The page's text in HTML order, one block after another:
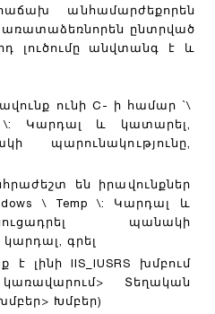
անհամարժեքորեն
առատաձեռնորեն ընտրված
լուծումը անվտանգ է և
ունի C- ի համար `\
\: Կարդալ և կատարել,
պարունակությունը,
են իրավունքներ
\ Temp \: Կարդալ և
պանակի
գրել
է լինի IIS_IUSRS խմբում
Տեղական
Խմբեր)